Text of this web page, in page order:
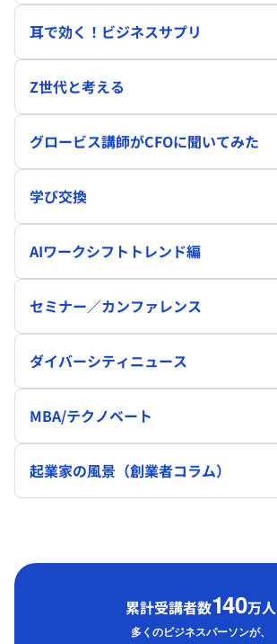
耳で効く！ビジネスサプリ
Z世代と考える
グロービス講師がCFOに聞いてみた
学び交換
AIワークシフトトレンド編
セミナー／カンファレンス
ダイバーシティニュース
MBA/テクノベート
起業家の風景（創業者コラム）
累計受講者数140万人
多くのビジネスパーソンが、